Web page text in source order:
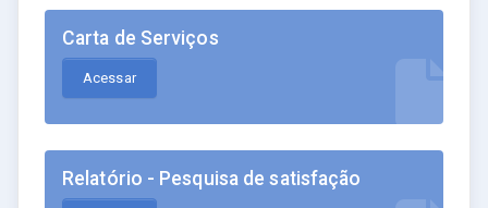
Carta de Serviços
Acessar
Relatório - Pesquisa de satisfação